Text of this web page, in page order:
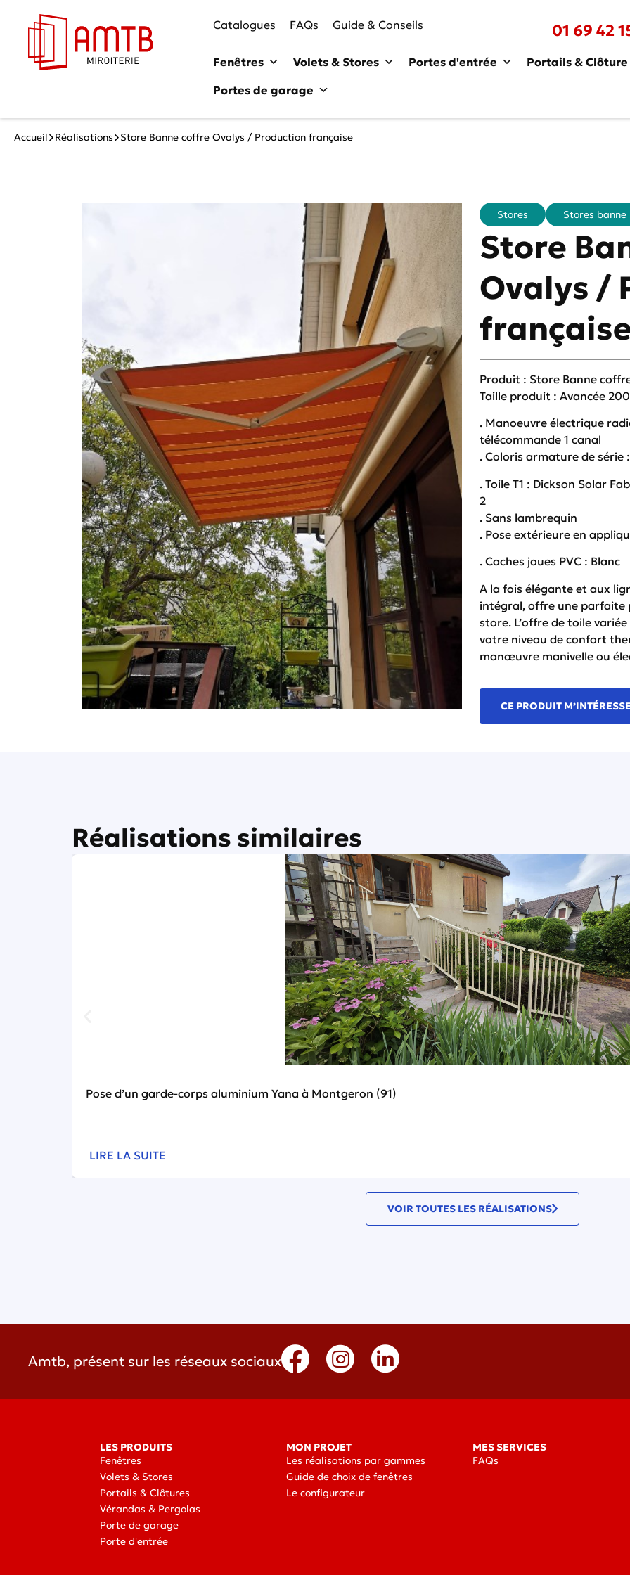
Catalogues FAQs Guide & Conseils 01 69 42
Fenêtres Volets & Stores Portes d'entrée Portails & Clôture
Portes de garage
Accueil Réalisations Store Banne coffre Ovalys / Production française
Stores Stores banne
Store
Ovalys /
Produit : Store Banne
Taille produit : Avancée
. Manoeuvre électrique
télécommande 1 canal
. Coloris armature de série
. Toile T1 : Dickson Solar
2
. Sans lambrequin
. Pose extérieure en
. Caches joues PVC : Blanc
A la fois élégante et aux
intégral, offre une parfaite
store. L’offre de toile
votre niveau de confort
manœuvre manivelle ou
CE PRODUIT M’INTÉRESSE
Réalisations similaires
Pose d’un garde-corps aluminium Yana à Montgeron (91)
LIRE LA SUITE
VOIR TOUTES LES RÉALISATIONS
Amtb, présent sur les réseaux sociaux
LES PRODUITS
Fenêtres
Volets & Stores
Portails & Clôtures
Vérandas & Pergolas
Porte de garage
Porte d'entrée
MON PROJET
Les réalisations par gammes
Guide de choix de fenêtres
Le configurateur
MES SERVICES
FAQs